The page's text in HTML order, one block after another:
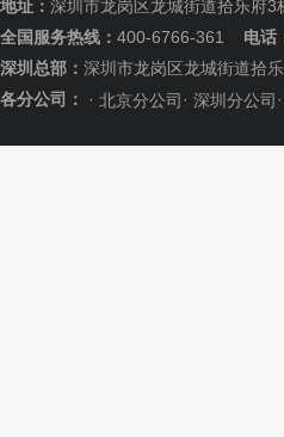
地址： 深圳市龙岗区龙城街道拾乐府3
全国服务热线： 400-6766-361 电话
深圳总部： 深圳市龙岗区龙城街道拾
各分公司：
· 北京分公司 · 深圳分公司 ·